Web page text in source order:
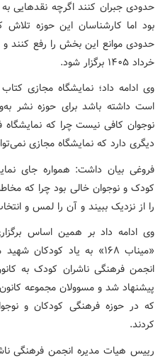
حدودی جبران کنند اگرچه نقدهایی به
بود اما کارشناسان این حوزه تلاش
خرداد ۱۴۰۵ برگزار شود.
وی ادامه داد؛ نمایشگاه مجازی
است داشته باشد برای حوزه نشر
نوجوان کافی نیست چرا که نمایشگاه
دیگری دارد که نمایشگاه مجازی
فروغی بیان داشت: همواره جای
کودک و نوجوان خالی بود چرا که
را از نزدیک ببیند و آن را لمس و
وی ادامه داد بر همین اساس
«میناب ۱۶۸» به یاد
انجمن فرهنگی ناشران کودک به
پ‍یشنهاد شد و مسوولان مجموعه
که در حوزه فرهنگی کودکان و
کردند.
رییس هیات مدیره انجمن فرهنگی